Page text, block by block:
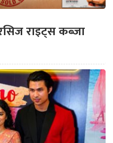
राइट्स कब्जा